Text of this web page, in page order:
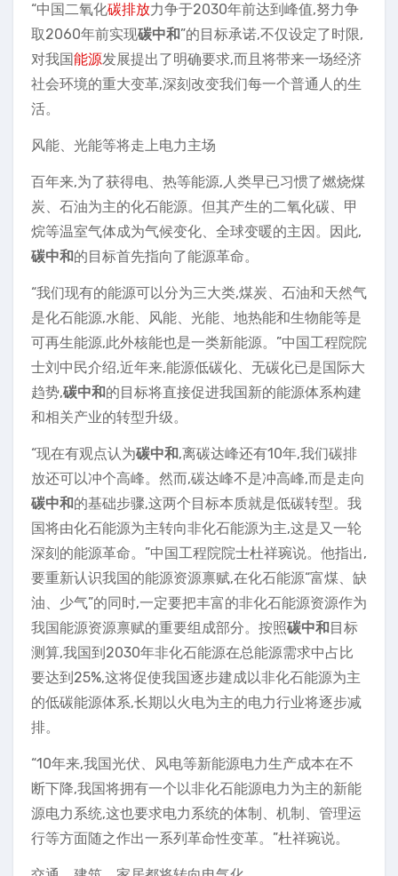
“中国二氧化碳排放力争于2030年前达到峰值,努力争
取2060年前实现碳中和”的目标承诺,不仅设定了时限,
对我国能源发展提出了明确要求,而且将带来一场经济
社会环境的重大变革,深刻改变我们每一个普通人的生
活。
风能、光能等将走上电力主场
百年来,为了获得电、热等能源,人类早已习惯了燃烧煤
炭、石油为主的化石能源。但其产生的二氧化碳、甲
烷等温室气体成为气候变化、全球变暖的主因。因此,
碳中和的目标首先指向了能源革命。
“我们现有的能源可以分为三大类,煤炭、石油和天然气
是化石能源,水能、风能、光能、地热能和生物能等是
可再生能源,此外核能也是一类新能源。”中国工程院院
士刘中民介绍,近年来,能源低碳化、无碳化已是国际大
趋势,碳中和的目标将直接促进我国新的能源体系构建
和相关产业的转型升级。
“现在有观点认为碳中和,离碳达峰还有10年,我们碳排
放还可以冲个高峰。然而,碳达峰不是冲高峰,而是走向
碳中和的基础步骤,这两个目标本质就是低碳转型。我
国将由化石能源为主转向非化石能源为主,这是又一轮
深刻的能源革命。”中国工程院院士杜祥琬说。他指出,
要重新认识我国的能源资源禀赋,在化石能源“富煤、缺
油、少气”的同时,一定要把丰富的非化石能源资源作为
我国能源资源禀赋的重要组成部分。按照碳中和目标
测算,我国到2030年非化石能源在总能源需求中占比
要达到25%,这将促使我国逐步建成以非化石能源为主
的低碳能源体系,长期以火电为主的电力行业将逐步减
排。
“10年来,我国光伏、风电等新能源电力生产成本在不
断下降,我国将拥有一个以非化石能源电力为主的新能
源电力系统,这也要求电力系统的体制、机制、管理运
行等方面随之作出一系列革命性变革。”杜祥琬说。